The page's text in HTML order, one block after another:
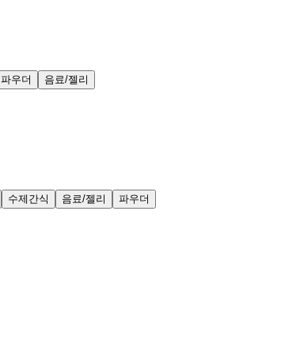
파우더 음료/젤리
수제간식 음료/젤리 파우더